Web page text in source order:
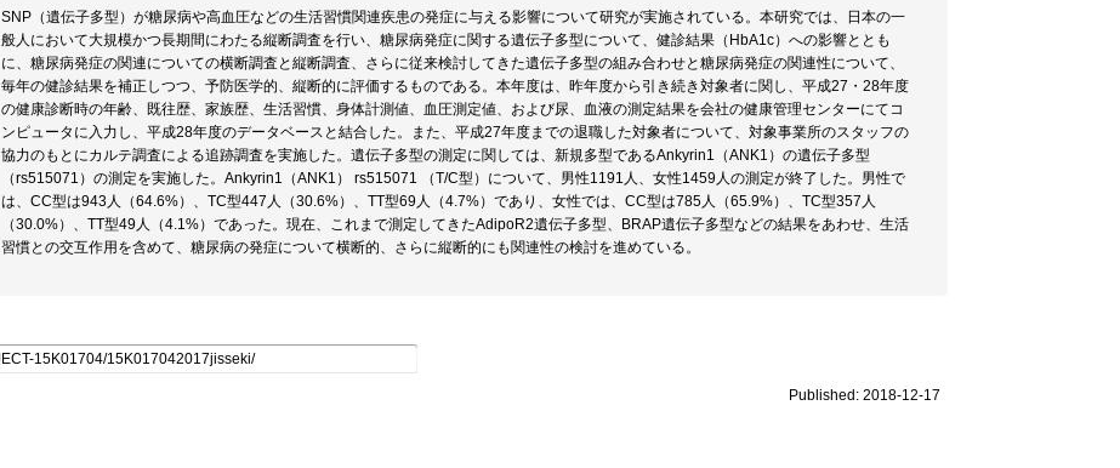
SNP（遺伝子多型）が糖尿病や高血圧などの生活習慣関連疾患の発症に与える影響について研究が実施されている。本研究では、日本の一
般人において大規模かつ長期間にわたる縦断調査を行い、糖尿病発症に関する遺伝子多型について、健診結果（HbA1c）への影響ととも
に、糖尿病発症の関連についての横断調査と縦断調査、さらに従来検討してきた遺伝子多型の組み合わせと糖尿病発症の関連性について、
毎年の健診結果を補正しつつ、予防医学的、縦断的に評価するものである。本年度は、昨年度から引き続き対象者に関し、平成27・28年度
の健康診断時の年齢、既往歴、家族歴、生活習慣、身体計測値、血圧測定値、および尿、血液の測定結果を会社の健康管理センターにてコ
ンピュータに入力し、平成28年度のデータベースと結合した。また、平成27年度までの退職した対象者について、対象事業所のスタッフの
協力のもとにカルテ調査による追跡調査を実施した。遺伝子多型の測定に関しては、新規多型であるAnkyrin1（ANK1）の遺伝子多型
（rs515071）の測定を実施した。Ankyrin1（ANK1） rs515071 （T/C型）について、男性1191人、女性1459人の測定が終了した。男性で
は、CC型は943人（64.6%）、TC型447人（30.6%）、TT型69人（4.7%）であり、女性では、CC型は785人（65.9%）、TC型357人
（30.0%）、TT型49人（4.1%）であった。現在、これまで測定してきたAdipoR2遺伝子多型、BRAP遺伝子多型などの結果をあわせ、生活
習慣との交互作用を含めて、糖尿病の発症について横断的、さらに縦断的にも関連性の検討を進めている。
Published: 2018-12-17